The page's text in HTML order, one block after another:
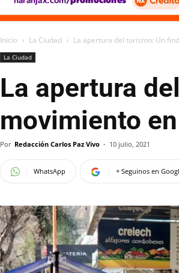
Inicio La Ciudad La apertura del turismo: Un
La Ciudad
La apertura
movimiento
Por Redacción Carlos Paz Vivo - 10 julio, 2021
WhatsApp + Seguinos en